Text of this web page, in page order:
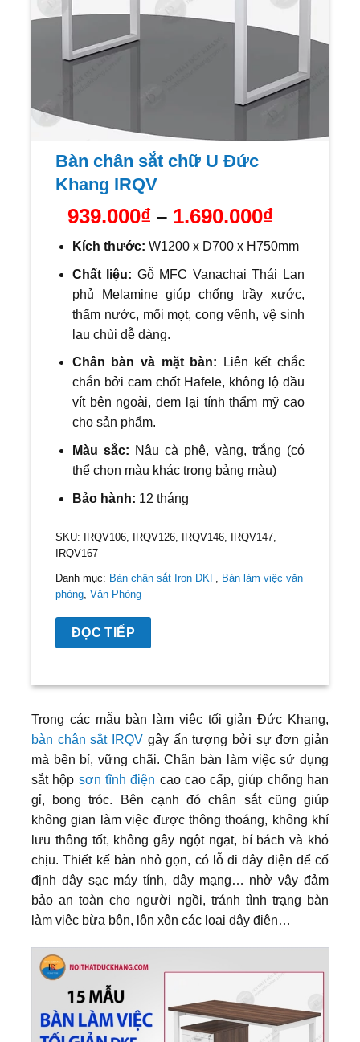
Bàn chân sắt chữ U Đức
Khang IRQV
939.000₫ – 1.690.000₫Khoảng
từ
939.000₫
đến
Kích thước: W1200 x D700 x H750mm
Chất liệu: Gỗ MFC Vanachai Thái Lan
phủ Melamine giúp chống trầy xước,
thấm nước, mối mọt, cong vênh, vệ sinh
lau chùi dễ dàng.
Chân bàn và mặt bàn: Liên kết chắc
chắn bởi cam chốt Hafele, không lộ đầu
vít bên ngoài, đem lại tính thẩm mỹ cao
cho sản phẩm.
Màu sắc: Nâu cà phê, vàng, trắng (có
thể chọn màu khác trong bảng màu)
Bảo hành: 12 tháng
SKU:
IRQV106, IRQV126, IRQV146, IRQV147,
IRQV167
Danh mục: Bàn chân sắt Iron DKF, Bàn làm việc văn
phòng, Văn Phòng
ĐỌC TIẾP
Trong các mẫu bàn làm việc tối giản Đức Khang,
bàn chân sắt IRQV gây ấn tượng bởi sự đơn giản
mà bền bỉ, vững chãi. Chân bàn làm việc sử dụng
sắt hộp sơn tĩnh điện cao cao cấp, giúp chống han
gỉ, bong tróc. Bên cạnh đó chân sắt cũng giúp
không gian làm việc được thông thoáng, không khí
lưu thông tốt, không gây ngột ngạt, bí bách và khó
chịu. Thiết kế bàn nhỏ gọn, có lỗ đi dây điện để cố
định dây sạc máy tính, dây mạng… nhờ vậy đảm
bảo an toàn cho người ngồi, tránh tình trạng bàn
làm việc bừa bộn, lộn xộn các loại dây điện…